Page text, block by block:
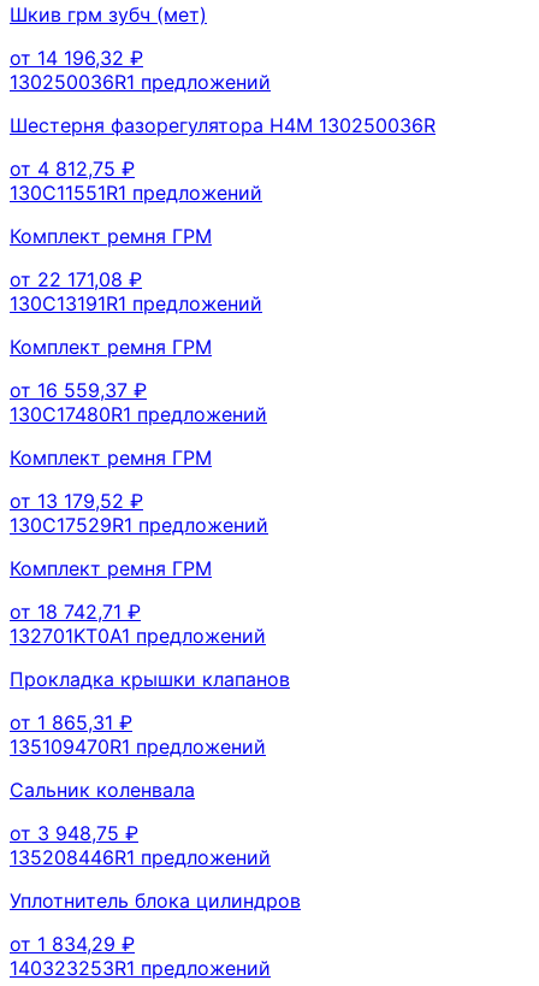
Шкив грм зубч (мет)
от 14 196,32 ₽
130250036R1 предложений
Шестерня фазорегулятора H4M 130250036R
от 4 812,75 ₽
130C11551R1 предложений
Комплект ремня ГРМ
от 22 171,08 ₽
130C13191R1 предложений
Комплект ремня ГРМ
от 16 559,37 ₽
130C17480R1 предложений
Комплект ремня ГРМ
от 13 179,52 ₽
130C17529R1 предложений
Комплект ремня ГРМ
от 18 742,71 ₽
132701KT0A1 предложений
Прокладка крышки клапанов
от 1 865,31 ₽
135109470R1 предложений
Сальник коленвала
от 3 948,75 ₽
135208446R1 предложений
Уплотнитель блока цилиндров
от 1 834,29 ₽
140323253R1 предложений